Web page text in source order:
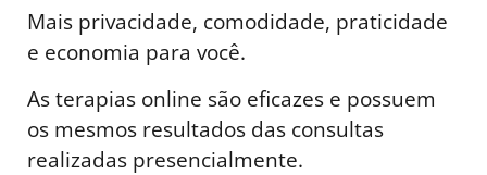
Mais privacidade, comodidade, praticidade
e economia para você.
As terapias online são eficazes e possuem
os mesmos resultados das consultas
realizadas presencialmente.